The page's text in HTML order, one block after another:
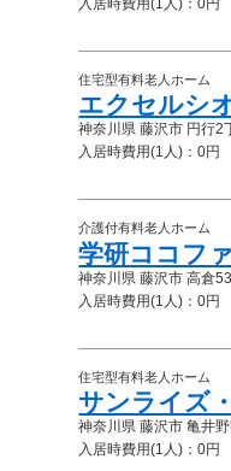
入居時費用(1人)：0
住宅型有料老人ホーム
エクセルシ
神奈川県 藤沢市 円行
入居時費用(1人)：0
介護付有料老人ホーム
学研ココフ
神奈川県 藤沢市 高倉
入居時費用(1人)：0
住宅型有料老人ホーム
サンライズ
神奈川県 藤沢市 亀井
入居時費用(1人)：0